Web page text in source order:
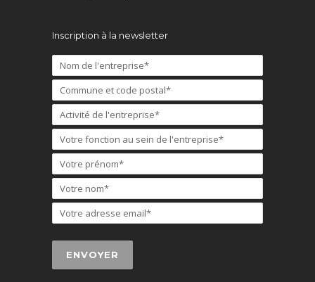
Inscription à la newsletter